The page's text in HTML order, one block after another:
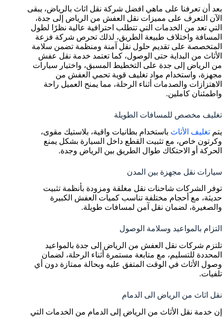
بعد أن تعرفنا على ماهي افضل شركة نقل اثاث بالرياض، يبقى
الآن التعرف على مميزات نقل العفش من الرياض إلى جدة،
التي تعد من الخدمات التي تتطلب احترافية عالية نظرًا لطول
المسافة واختلاف طبيعة الطريق، لذلك تحرص شركة فزعة
المتخصصة على تقديم حلول نقل آمنة ومنظمة تضمن سلامة
الأثاث من البداية حتى الوصول، كما تعتمد خدمة نقل عفش
من الرياض إلى جدة على التخطيط المسبق، واختيار سيارات
مجهزة، واستخدام مواد تغليف قوية تحمي العفش من
الاهتزازات والصدمات أثناء الرحلة، مما يمنح العميل راحة
واطمئنان كاملين.
تغليف مخصص للمسافات الطويلة
يتم تغليف الأثاث باستخدام بطانيات واقية، بلاستيك مقوى،
وكرتون خاص، مع تثبيت القطع داخل السيارة بشكل يمنع
الحركة أو الاحتكاك طوال الطريق بين الرياض وجدة.
سيارات نقل مجهزة بين المدن
توفر الشركات شاحنات نقل مغلقة ومزودة بأنظمة تثبيت
حديثة، مع أحجام مختلفة تناسب كميات العفش الكبيرة
والصغيرة، لضمان نقل آمن لمسافات طويلة.
التزام بالمواعيد وسلامة الوصول
تلتزم شركات نقل العفش من الرياض إلى جدة بالمواعيد
المحددة للتسليم، مع متابعة مستمرة أثناء الرحلة، لضمان
وصول الأثاث في الوقت المتفق عليه وبحالة ممتازة دون أي
تلفيات.
نقل اثاث من الرياض الى الدمام
إن خدمة نقل الأثاث من الرياض إلى الدمام من الخدمات التي